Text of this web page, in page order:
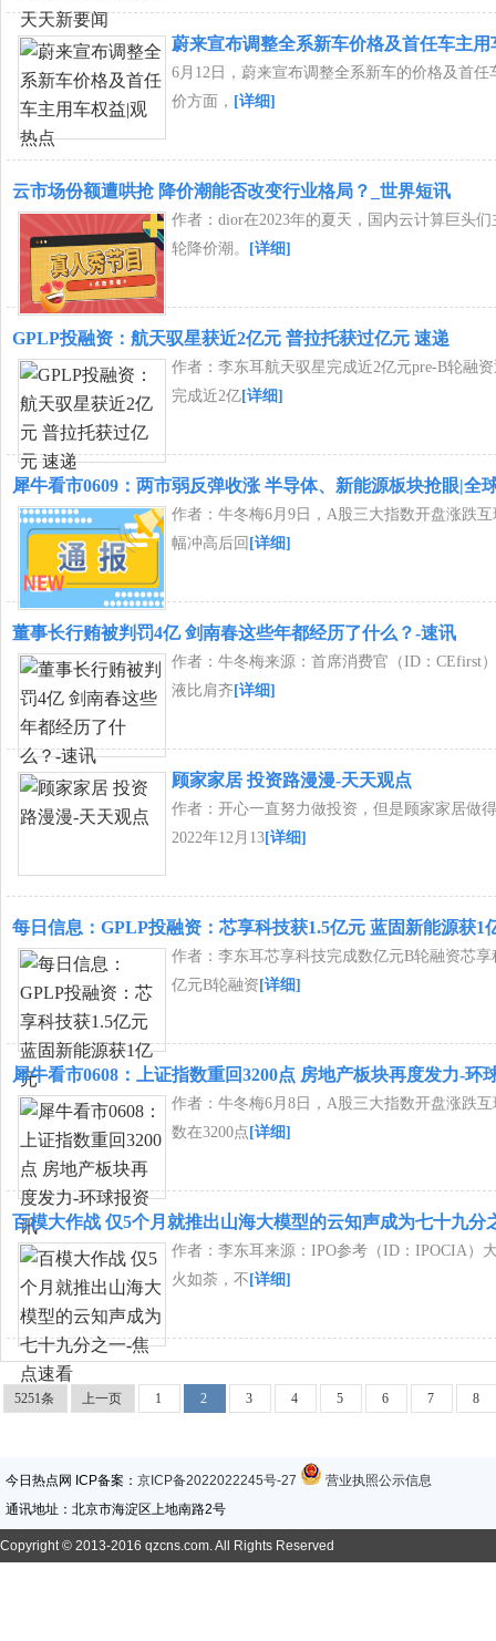
蔚来宣布调整全系新车价格及首任车主用
6月12日，蔚来宣布调整全系新车的价格及首任
价方面， [详细]
云市场份额遭哄抢 降价潮能否改变行业格局？_世界短讯
作者：dior在2023年的夏天，国内云计算巨头
轮降价潮。
[详细]
GPLP投融资：航天驭星获近2亿元 普拉托获过亿元 速递
作者：李东耳航天驭星完成近2亿元pre-B轮融
完成近2亿[详细]
犀牛看市0609：两市弱反弹收涨 半导体、新能源板块抢眼|全
作者：牛冬梅6月9日，A股三大指数开盘涨跌
幅冲高后回 [详细]
董事长行贿被判罚4亿 剑南春这些年都经历了什么？-速讯
作者：牛冬梅来源：首席消费官（ID：CEfirst
液比肩齐 [详细]
顾家家居 投资路漫漫-天天观点
作者：开心一直努力做投资，但是顾家家居做
2022年12月13[详细]
每日信息：GPLP投融资：芯享科技获1.5亿元 蓝固新能源获1
作者：李东耳芯享科技完成数亿元B轮融资芯
亿元B轮融资 [详细]
犀牛看市0608：上证指数重回3200点 房地产板块再度发力-环
作者：牛冬梅6月8日，A股三大指数开盘涨跌
数在3200点 [详细]
百模大作战 仅5个月就推出山海大模型的云知声成为七十九分
作者：李东耳来源：IPO参考（ID：IPOCIA）
火如荼，不 [详细]
5251条 上一页 1 2 3 4 5 6 7 8
今日热点网 ICP备案： 京ICP备2022022245号-27
营业执照公示信息
通讯地址：北京市海淀区上地南路2号
Copyright © 2013-2016 qzcns.com. All Rights Reserved